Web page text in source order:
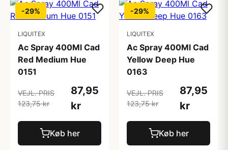
-29%
LIQUITEX
Ac Spray 400Ml Cad
Red Medium Hue
0151
VEJL. PRIS
123,75 kr
87,95
kr
Køb her
-29%
LIQUITEX
Ac Spray 400Ml Cad
Yellow Deep Hue
0163
VEJL. PRIS
123,75 kr
87,95
kr
Køb her